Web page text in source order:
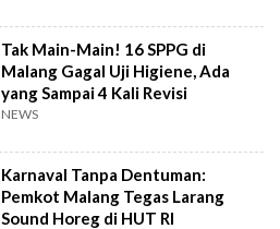
Tak Main-Main! 16 SPPG di
Malang Gagal Uji Higiene, Ada
yang Sampai 4 Kali Revisi
NEWS
Karnaval Tanpa Dentuman:
Pemkot Malang Tegas Larang
Sound Horeg di HUT RI